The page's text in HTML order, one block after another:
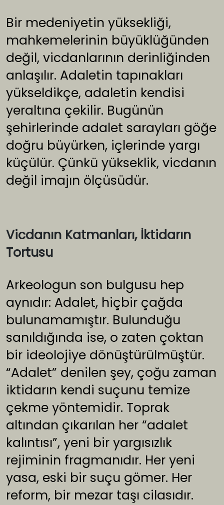
Bir medeniyetin yüksekliği,
mahkemelerinin büyüklüğünden
değil, vicdanlarının derinliğinden
anlaşılır. Adaletin tapınakları
yükseldikçe, adaletin kendisi
yeraltına çekilir. Bugünün
şehirlerinde adalet sarayları göğe
doğru büyürken, içlerinde yargı
küçülür. Çünkü yükseklik, vicdanın
değil imajın ölçüsüdür.
Vicdanın Katmanları, İktidarın
Tortusu
Arkeologun son bulgusu hep
aynıdır: Adalet, hiçbir çağda
bulunamamıştır. Bulunduğu
sanıldığında ise, o zaten çoktan
bir ideolojiye dönüştürülmüştür.
“Adalet” denilen şey, çoğu zaman
iktidarın kendi suçunu temize
çekme yöntemidir. Toprak
altından çıkarılan her “adalet
kalıntısı”, yeni bir yargısızlık
rejiminin fragmanıdır. Her yeni
yasa, eski bir suçu gömer. Her
reform, bir mezar taşı cilasıdır.